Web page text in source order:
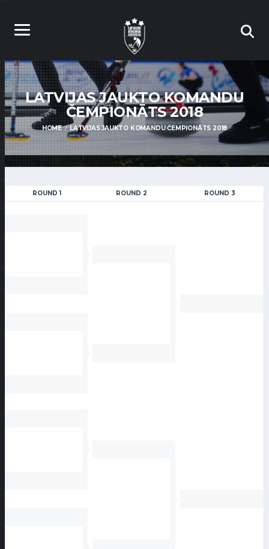
LATVIJAS JAUKTO KOMANDU
ČEMPIONĀTS 2018
HOME LATVIJAS JAUKTO KOMANDU ČEMPIONĀTS 2018
ROUND 1 ROUND 2 ROUND 3